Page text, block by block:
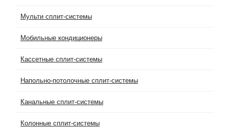
Мульти сплит-системы
Мобильные кондиционеры
Кассетные сплит-системы
Напольно-потолочные сплит-системы
Канальные сплит-системы
Колонные сплит-системы